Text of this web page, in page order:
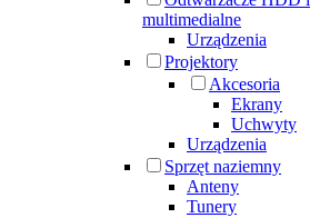
multimedialne
Urządzenia
Projektory
Akcesoria
Ekrany
Uchwyty
Urządzenia
Sprzęt naziemny
Anteny
Tunery